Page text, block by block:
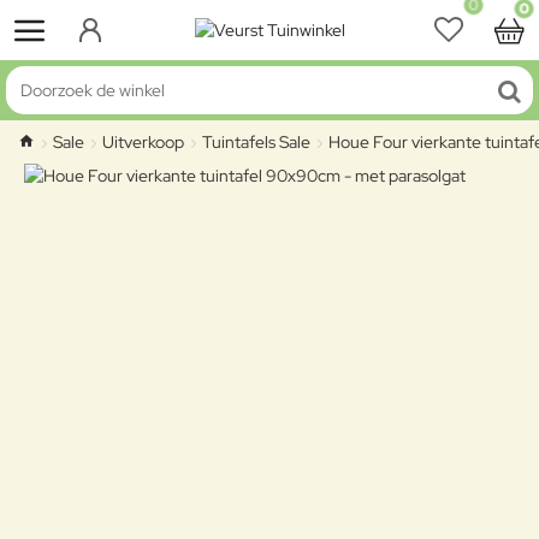
0 0
Doorzoek de winkel
home
Sale Uitverkoop Tuintafels Sale Houe Four vierkante